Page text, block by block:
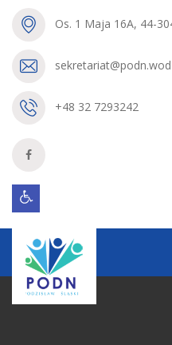
Os. 1 Maja 16A, 44-
+48 32 7293242